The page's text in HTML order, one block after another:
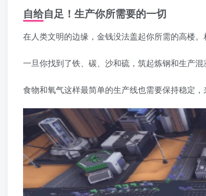
自给自足！生产你所需要的一切
在人类文明的边缘，金钱没法盖起你所需的高楼
一旦你找到了铁、碳、沙和硫，筑起炼钢和生产
食物和氧气这样最简单的生产线也需要保持稳定，